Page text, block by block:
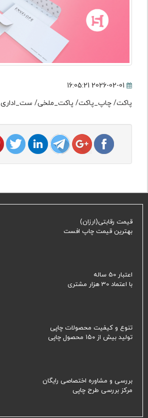
پاکت/ چاپ_پاکت/ پاکت_ملخی/ ست_اداری
قیمت رقابتی(ارزان)
بهترین قیمت چاپ افست
اعتبار 50 ساله
با اعتماد 30 هزار مشتری
تنوع و کیفیت محصولات چاپی
تولید بیش از ۱۵۰ محصول چاپی
بررسی و مشاوره اختصاصی رایگان
مرکز بررسی طرح چاپی